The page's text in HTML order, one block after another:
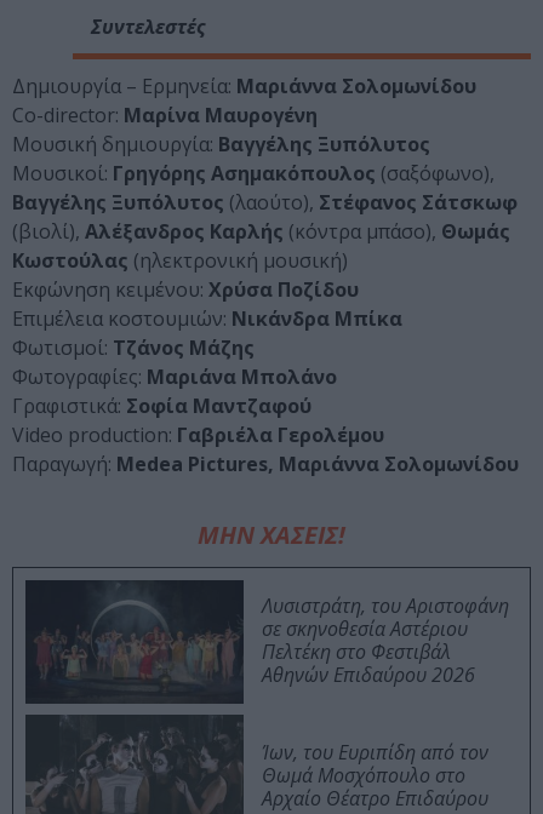
Συντελεστές
Δημιουργία – Ερμηνεία: Μαριάννα Σολομωνίδου
Co-director: Μαρίνα Μαυρογένη
Μουσική δημιουργία: Βαγγέλης Ξυπόλυτος
Μουσικοί: Γρηγόρης Ασημακόπουλος (σαξόφωνο),
Βαγγέλης Ξυπόλυτος (λαούτο), Στέφανος Σάτσκωφ
(βιολί), Αλέξανδρος Καρλής (κόντρα μπάσο), Θωμάς
Κωστούλας (ηλεκτρονική μουσική)
Εκφώνηση κειμένου: Χρύσα Ποζίδου
Επιμέλεια κοστουμιών: Νικάνδρα Μπίκα
Φωτισμοί: Τζάνος Μάζης
Φωτογραφίες: Μαριάνα Μπολάνο
Γραφιστικά: Σοφία Μαντζαφού
Video production: Γαβριέλα Γερολέμου
Παραγωγή: Medea Pictures, Μαριάννα Σολομωνίδου
ΜΗΝ ΧΑΣΕΙΣ!
Λυσιστράτη, του Αριστοφάνη
σε σκηνοθεσία Αστέριου
Πελτέκη στο Φεστιβάλ
Αθηνών Επιδαύρου 2026
Ίων, του Ευριπίδη από τον
Θωμά Μοσχόπουλο στο
Αρχαίο Θέατρο Επιδαύρου